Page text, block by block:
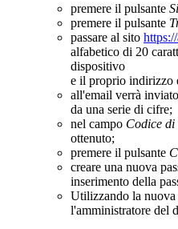
premere il pulsante
premere il pulsante
passare al sito
alfabetico di 20
dispositivo
e il proprio indirizzo
all'email verrà
da una serie di cifre;
nel campo Codice di
ottenuto;
premere il pulsante
creare una nuova
inserimento della
Utilizzando la nuova
l'amministratore del